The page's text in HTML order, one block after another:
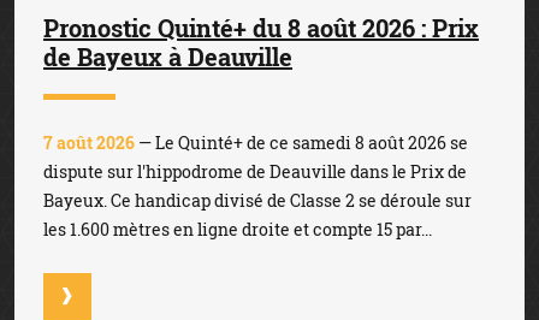
Pronostic Quinté+ du 8 août 2026 : Prix
de Bayeux à Deauville
7 août 2026 — Le Quinté+ de ce samedi 8 août 2026 se
dispute sur l'hippodrome de Deauville dans le Prix de
Bayeux. Ce handicap divisé de Classe 2 se déroule sur
les 1.600 mètres en ligne droite et compte 15 par...